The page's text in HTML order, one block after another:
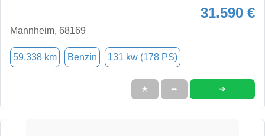
31.590 €
Mannheim, 68169
59.338 km Benzin 131 kw (178 PS)
★ ➦ ➜